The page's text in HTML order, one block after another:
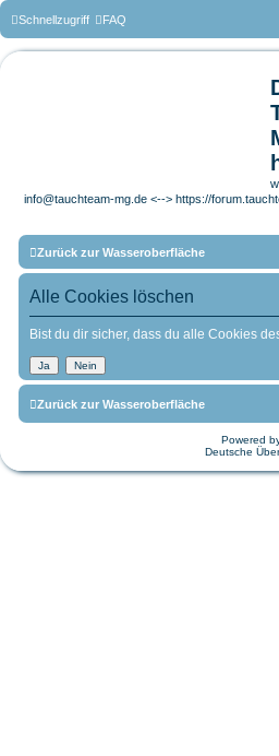
Schnellzugriff FAQ
info@tauchteam-mg.de <--> https://
Zurück zur Wasseroberfläche
Alle Cookies löschen
Bist du dir sicher, dass du alle Cookies
Zurück zur Wasseroberfläche
Powered
Deutsche